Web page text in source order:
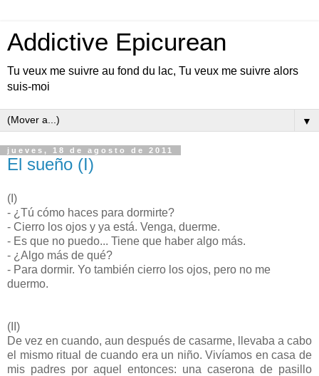
Addictive Epicurean
Tu veux me suivre au fond du lac, Tu veux me suivre alors
suis-moi
▼
jueves, 18 de agosto de 2011
El sueño (I)
(I)
- ¿Tú cómo haces para dormirte?
- Cierro los ojos y ya está. Venga, duerme.
- Es que no puedo... Tiene que haber algo más.
- ¿Algo más de qué?
- Para dormir. Yo también cierro los ojos, pero no me
duermo.
(II)
De vez en cuando, aun después de casarme, llevaba a cabo
el mismo ritual de cuando era un niño. Vivíamos en casa de
mis padres por aquel entonces: una caserona de pasillo